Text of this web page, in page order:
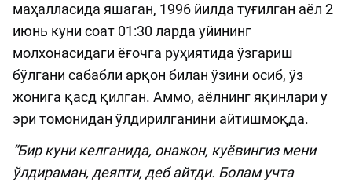
маҳалласида яшаган, 1996 йилда туғилган аёл 2
июнь куни соат 01:30 ларда уйининг
молхонасидаги ёғочга руҳиятида ўзгариш
бўлгани сабабли арқон билан ўзини осиб, ўз
жонига қасд қилган. Аммо, аёлнинг яқинлари у
эри томонидан ўлдирилганини айтишмоқда.
“Бир куни келганида, онажон, куёвингиз мени
ўлдираман, деяпти, деб айтди. Болам учта